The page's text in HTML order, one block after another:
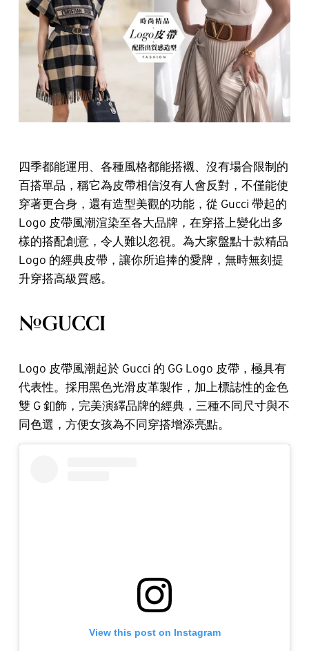
四季都能運用、各種風格都能搭襯、沒有場合限制的
百搭單品，稱它為皮帶相信沒有人會反對，不僅能使
穿著更合身，還有造型美觀的功能，從 Gucci 帶起的
Logo 皮帶風潮渲染至各大品牌，在穿搭上變化出多
樣的搭配創意，令人難以忽視。為大家盤點十款精品
Logo 的經典皮帶，讓你所追捧的愛牌，無時無刻提
升穿搭高級質感。
#GUCCI
Logo 皮帶風潮起於 Gucci 的 GG Logo 皮帶，極具有
代表性。採用黑色光滑皮革製作，加上標誌性的金色
雙 G 釦飾，完美演繹品牌的經典，三種不同尺寸與不
同色選，方便女孩為不同穿搭增添亮點。
View this post on Instagram